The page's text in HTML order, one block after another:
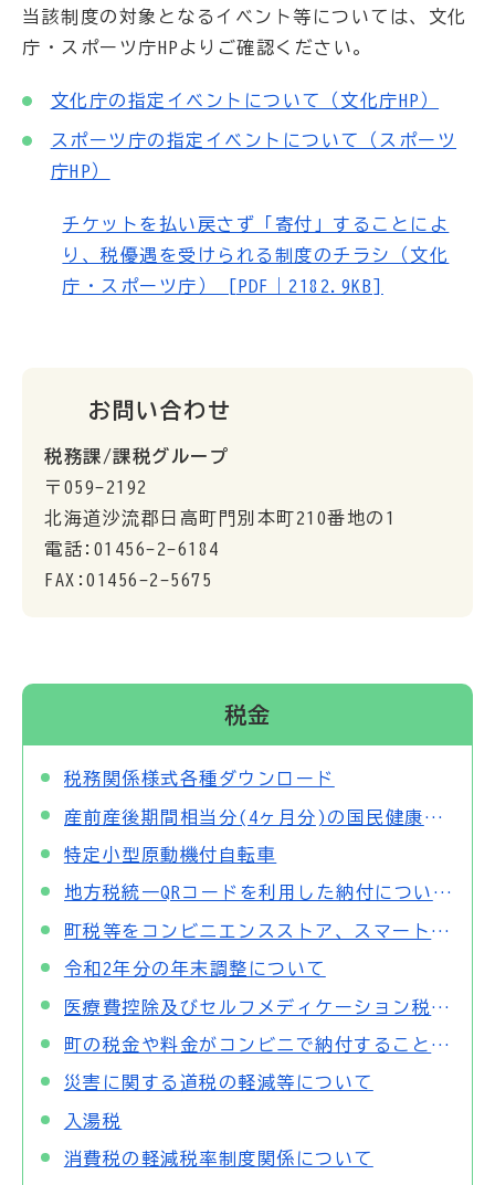
当該制度の対象となるイベント等については、文化
庁・スポーツ庁HPよりご確認ください。
文化庁の指定イベントについて（文化庁HP）
スポーツ庁の指定イベントについて（スポーツ
庁HP）
チケットを払い戻さず「寄付」することによ
り、税優遇を受けられる制度のチラシ（文化
庁・スポーツ庁） [PDF｜2182.9KB]
お問い合わせ
税務課/課税グループ
〒059-2192
北海道沙流郡日高町門別本町210番地の1
電話:01456-2-6184
FAX:01456-2-5675
税金
税務関係様式各種ダウンロード
産前産後期間相当分(4ヶ月分)の国民健康保険税が免除されます！
特定小型原動機付自転車
地方税統一QRコードを利用した納付について（地方税共通納税システム）
町税等をコンビニエンスストア、スマートフォン決済アプリで納付できます
令和2年分の年末調整について
医療費控除及びセルフメディケーション税制について
町の税金や料金がコンビニで納付することが出来ます
災害に関する道税の軽減等について
入湯税
消費税の軽減税率制度関係について